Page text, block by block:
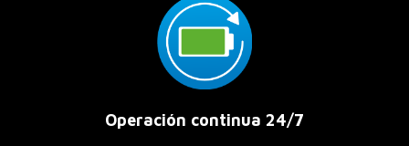
Operación continua 24/7